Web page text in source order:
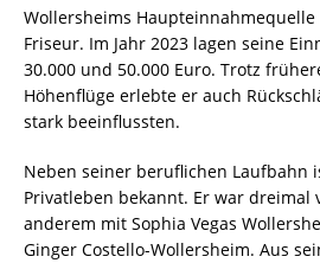
Wollersheims
Friseur. Im Jahr 2023 lagen seine
30.000 und 50.000 Euro. Trotz
Höhenflüge erlebte er auch
stark beeinflussten.
Neben seiner beruflichen Laufbahn
Privatleben bekannt. Er war dreimal
anderem mit Sophia Vegas
Ginger Costello-Wollersheim. Aus